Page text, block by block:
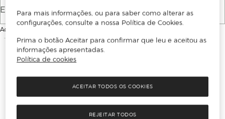
E-mail
Ao continuar, aceitas as
Para mais informações, ou para saber como alterar as
configurações, consulte a nossa Política de Cookies.
Prima o botão Aceitar para confirmar que leu e aceitou as
informações apresentadas.
Política de cookies
REJEITAR TODOS
ACEITAR TODOS OS COOKIES